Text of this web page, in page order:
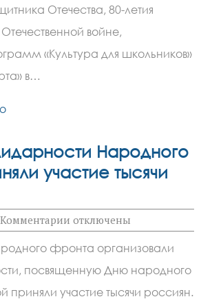
детской
библиотеке
города
Зверево
прошел
Отечества, 80-летия
войне,
«Культура для школьников»
в…
Народного
участие тысячи
Комментарии к
записи
акции
солидарности
Народного
фронта
приняли
отключены
фронта организовали
посвященную Дню народного
приняли участие тысячи россиян.